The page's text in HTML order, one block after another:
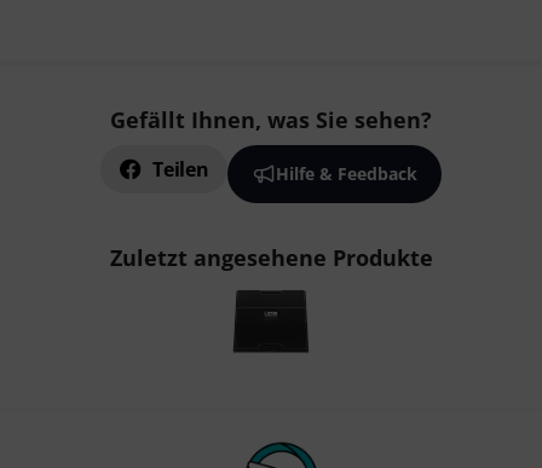
Gefällt Ihnen, was Sie sehen?
Teilen Hilfe & Feedback
Zuletzt angesehene Produkte